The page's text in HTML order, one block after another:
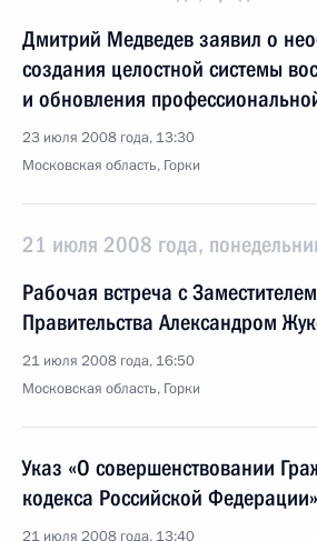
Дмитрий Медведев заявил о
создания целостной системы
и обновления
23 июля 2008 года, 13:30
Московская область, Горки
21 июля 2008 года,
Рабочая встреча с
Правительства Александром
21 июля 2008 года, 16:50
Московская область, Горки
Указ «О совершенствовании
кодекса Российской Федерации»
21 июля 2008 года, 13:40